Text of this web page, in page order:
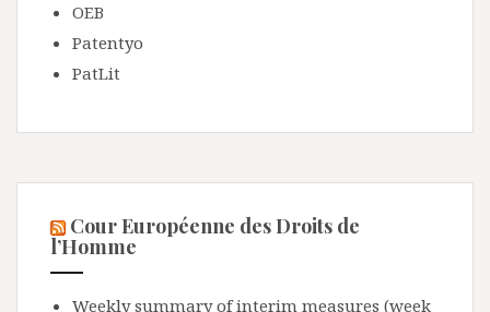
OEB
Patentyo
PatLit
Cour Européenne des Droits de
l’Homme
Weekly summary of interim measures (week